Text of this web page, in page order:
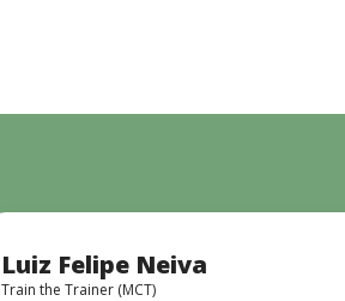
Luiz Felipe Neiva
Train the Trainer (MCT)